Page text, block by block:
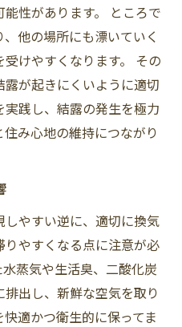
性があります。 ところで
他の場所にも漂いていく
けやすくなります。 その
が起きにくいように適切
践し、結露の発生を極力
み心地の維持につながり
やすい逆に、適切に換気
やすくなる点に注意が必
蒸気や生活臭、二酸化炭
出し、新鮮な空気を取り
適かつ衛生的に保ってま